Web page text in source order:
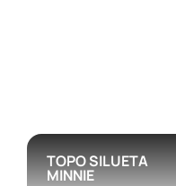
TOPO SILUETA
MINNIE